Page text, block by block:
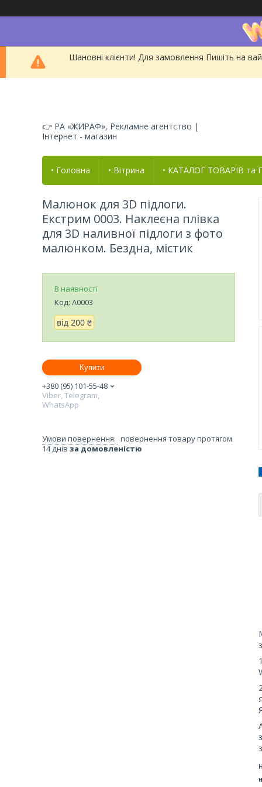
Шановні клієнти! Для замовлення Пишіть на
👉 РА «ЖИРАФ», Рекламне агентство |
Інтернет - магазин
• Головна • Вітрина • КАТАЛОГ ТОВАРІВ та
Малюнок для 3D підлоги.
Екстрим 0003. Наклеєна плівка
для 3D наливної підлоги з фото
малюнком. Бездна, містик
В наявності
Код: A0003
від 200 ₴
Купити
+380 (95) 101-55-48
Viber, Telegram,
WhatsApp
повернення товару протягом
14 днів за домовленістю